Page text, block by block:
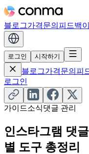
블로그가격문의 피드백
로그인 시작하기
블로그가격문의 피
로그인
가이드소식댓글 관리
인스타그램 댓
별 도구 총정리